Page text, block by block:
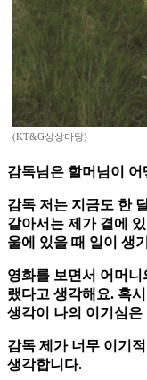
(KT&G상상마당)
감독님은 할머님이
감독 저는 지금도 한
같아서는 제가 곁에
울에 있을 때 일이 생
영화를 보면서 어머
랬다고 생각해요. 혹
생각이 나의 이기심은
감독 제가 너무 이기
생각합니다.